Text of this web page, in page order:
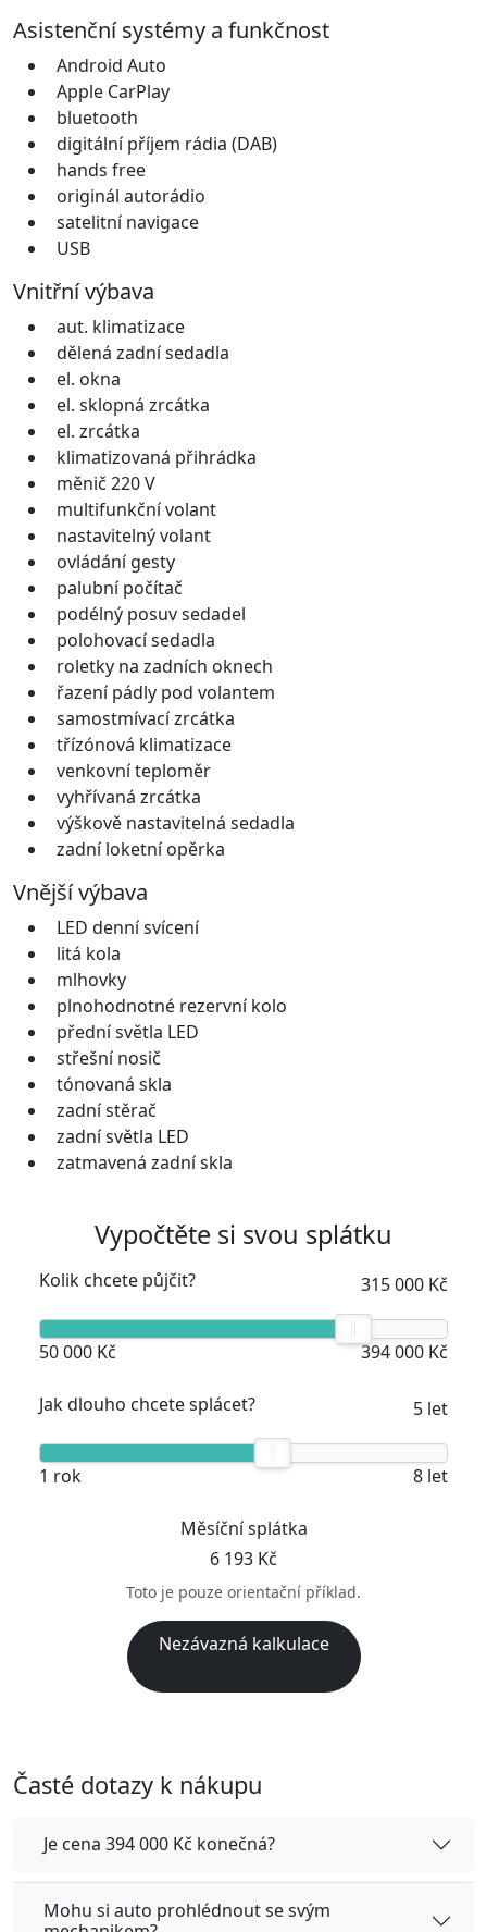
Asistenční systémy a funkčnost
Android Auto
Apple CarPlay
bluetooth
digitální příjem rádia (DAB)
hands free
originál autorádio
satelitní navigace
USB
Vnitřní výbava
aut. klimatizace
dělená zadní sedadla
el. okna
el. sklopná zrcátka
el. zrcátka
klimatizovaná přihrádka
měnič 220 V
multifunkční volant
nastavitelný volant
ovládání gesty
palubní počítač
podélný posuv sedadel
polohovací sedadla
roletky na zadních oknech
řazení pádly pod volantem
samostmívací zrcátka
třízónová klimatizace
venkovní teploměr
vyhřívaná zrcátka
výškově nastavitelná sedadla
zadní loketní opěrka
Vnější výbava
LED denní svícení
litá kola
mlhovky
plnohodnotné rezervní kolo
přední světla LED
střešní nosič
tónovaná skla
zadní stěrač
zadní světla LED
zatmavená zadní skla
Vypočtěte si svou splátku
Kolik chcete půjčit? 315 000 Kč
50 000 Kč 394 000 Kč
Jak dlouho chcete splácet? 5 let
1 rok 8 let
Měsíční splátka
6 193 Kč
Toto je pouze orientační příklad.
Nezávazná kalkulace
Časté dotazy k nákupu
Je cena 394 000 Kč konečná?
Mohu si auto prohlédnout se svým